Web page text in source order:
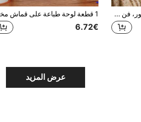
طباعة قماش مخصصة بالصور، فن جداري مخصص بإطار قماش لغرفة المعيشة والنوم، ملصق قماش إعادة إنتاج الصور، ديكور غرفة مسطح ثنائي الأبعاد، صورة مخصصة
6.72€
عرض المزيد